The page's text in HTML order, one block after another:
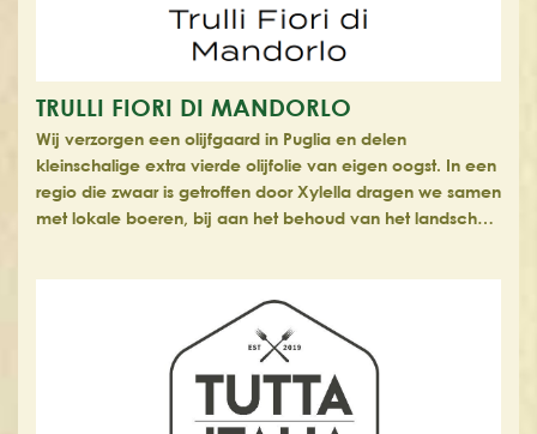
TRULLI FIORI DI MANDORLO
Wij verzorgen een olijfgaard in Puglia en delen
kleinschalige extra vierde olijfolie van eigen oogst. In een
regio die zwaar is getroffen door Xylella dragen we samen
met lokale boeren, bij aan het behoud van het landsch…